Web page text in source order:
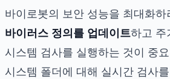
바이로봇의 보안 성능을 최대화하
바이러스 정의를 업데이트하고 주
시스템 검사를 실행하는 것이 중
시스템 폴더에 대해 실시간 검사